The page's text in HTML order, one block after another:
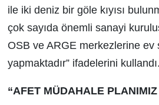
ile iki deniz bir göle kıyısı
çok sayıda önemli sanayi
OSB ve ARGE merkezlerine ev
yapmaktadır” ifadelerini kullandı.
“AFET MÜDAHALE